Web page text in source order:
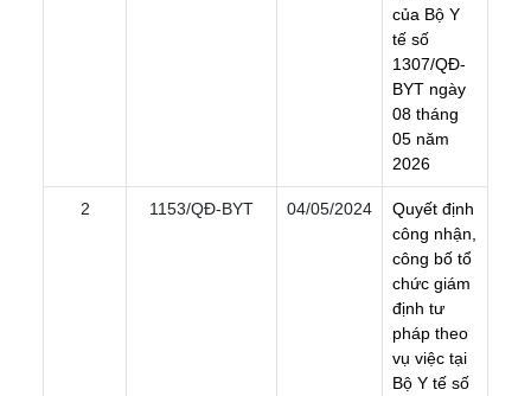
của Bộ Y
tế số
1307/QĐ-
BYT ngày
08 tháng
05 năm
2026
2 1153/QÐ-BYT 04/05/2024 Quyết định
công nhận
công bố tổ
chức giám
định tư
pháp theo
vụ việc tại
Bộ Y tế số